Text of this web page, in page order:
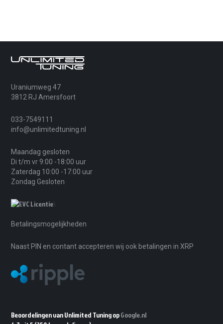
Uraniumweg 47
3812 RJ Amersfoort
033-7549111
info@unlimitedtuning.nl
Maandag gesloten
Di t/m vr 9:00 -18:00 uur
Zaterdag 10:00 -17:00 uur
Zondag Gesloten
Betalingsmogelijkheden
Naast PIN en contant accepteren wij ook betalingen in XRP
Beoordelingen van Unlimited Tuning opGoogle.nl